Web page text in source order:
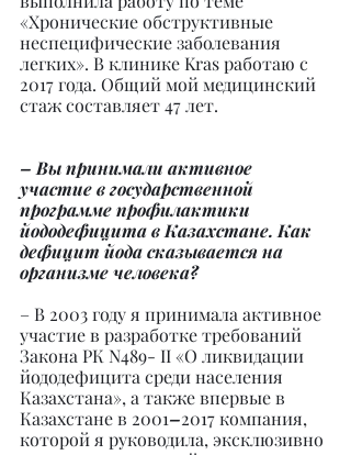
«Хронические обструктивные
неспецифические заболевания
легких». В клинике Kras работаю с
2017 года. Общий мой медицинский
стаж составляет 47 лет.
– Вы принимали активное
участие в государственной
программе профилактики
йододефицита в Казахстане. Как
дефицит йода сказывается на
организме человека?
– В 2003 году я принимала активное
участие в разработке требований
Закона РК N489- II «О ликвидации
йододефицита среди населения
Казахстана», а также впервые в
Казахстане в 2001–2017 компания,
которой я руководила, эксклюзивно